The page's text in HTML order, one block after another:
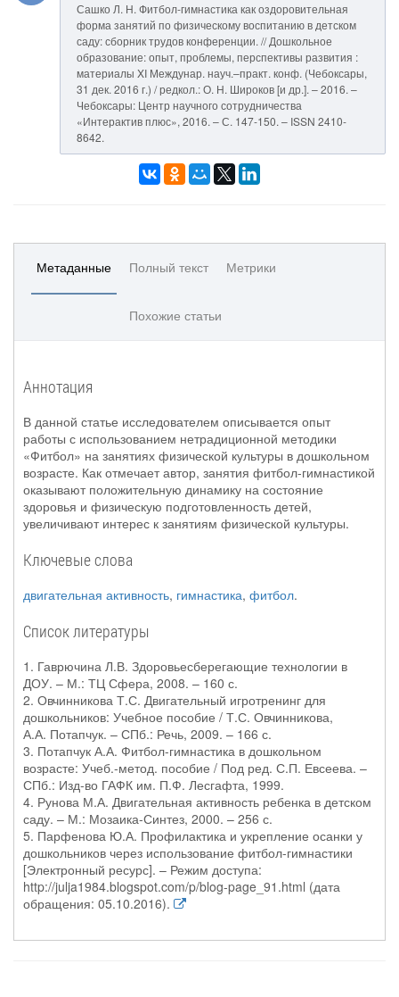
Сашко Л. Н. Фитбол-гимнастика как оздоровительная
форма занятий по физическому воспитанию в детском
саду: сборник трудов конференции. // Дошкольное
образование: опыт, проблемы, перспективы развития :
материалы XI Междунар. науч.–практ. конф. (Чебоксары,
31 дек. 2016 г.) / редкол.: О. Н. Широков [и др.]. – 2016. –
Чебоксары: Центр научного сотрудничества
«Интерактив плюс», 2016. – С. 147-150. – ISSN 2410-
8642.
Метаданные Полный текст Метрики
Похожие статьи
Аннотация
В данной статье исследователем описывается опыт
работы с использованием нетрадиционной методики
«Фитбол» на занятиях физической культуры в дошкольном
возрасте. Как отмечает автор, занятия фитбол-гимнастикой
оказывают положительную динамику на состояние
здоровья и физическую подготовленность детей,
увеличивают интерес к занятиям физической культуры.
Ключевые слова
двигательная активность, гимнастика, фитбол.
Список литературы
1. Гаврючина Л.В. Здоровьесберегающие технологии в
ДОУ. – М.: ТЦ Сфера, 2008. – 160 с.
2. Овчинникова Т.С. Двигательный игротренинг для
дошкольников: Учебное пособие / Т.С. Овчинникова,
А.А. Потапчук. – СПб.: Речь, 2009. – 166 с.
3. Потапчук А.А. Фитбол-гимнастика в дошкольном
возрасте: Учеб.-метод. пособие / Под ред. С.П. Евсеева. –
СПб.: Изд-во ГАФК им. П.Ф. Лесгафта, 1999.
4. Рунова М.А. Двигательная активность ребенка в детском
саду. – М.: Мозаика-Синтез, 2000. – 256 с.
5. Парфенова Ю.А. Профилактика и укрепление осанки у
дошкольников через использование фитбол-гимнастики
[Электронный ресурс]. – Режим доступа:
http://julja1984.blogspot.com/p/blog-page_91.html (дата
обращения: 05.10.2016).